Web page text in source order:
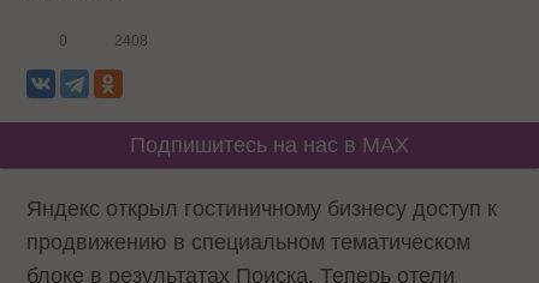
0 2408
Подпишитесь на нас в MAX
Яндекс открыл гостиничному бизнесу доступ к
продвижению в специальном тематическом
блоке в результатах Поиска. Теперь отели